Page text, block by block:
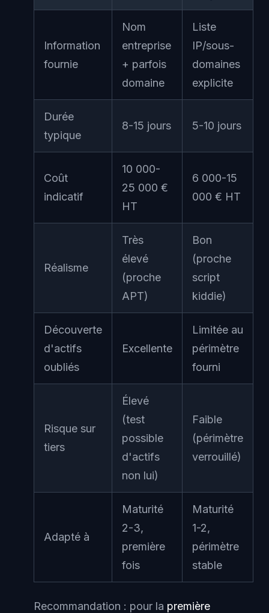
Information
fournie
Nom
entreprise
+ parfois
domaine
Liste
IP/sous-
domaines
explicite
Durée
typique
8-15 jours 5-10 jours
Coût
indicatif
10 000-
25 000 €
HT
6 000-15
000 € HT
Réalisme
Très
élevé
(proche
APT)
Bon
(proche
script
kiddie)
Découverte
d'actifs
oubliés
Excellente
Limitée au
périmètre
fourni
Risque sur
tiers
Élevé
(test
possible
d'actifs
non lui)
Faible
(périmètre
verrouillé)
Adapté à
Maturité
2-3,
première
fois
Maturité
1-2,
périmètre
stable
Recommandation : pour la première